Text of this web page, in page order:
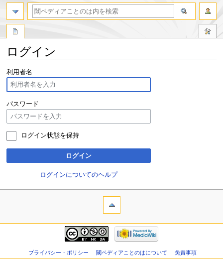
ログイン
ナ
ビ
ゲ
ー
シ
ョ
移
検
索
に
移
動
利用者名
パスワード
ログイン状態を保持
ログイン
ログインについてのヘルプ
プライバシー・ポリシー 閾ペディアことのはについて 免責事項